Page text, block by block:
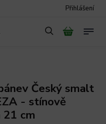
Přihlášení
Český smalt
- stínově
cm